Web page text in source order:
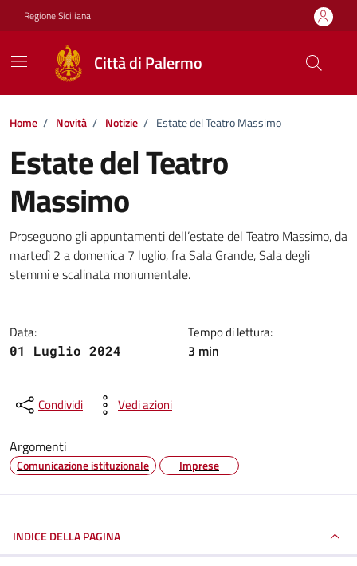
Vai ai contenuti
Vai al footer
Regione Siciliana
Città di Palermo
Home / Novità / Notizie / Estate del Teatro Massimo
Estate del Teatro
Massimo
Dettagli della notizia
Proseguono gli appuntamenti dell’estate del Teatro Massimo, da
martedì 2 a domenica 7 luglio, fra Sala Grande, Sala degli
stemmi e scalinata monumentale.
Data:
01 Luglio 2024
Tempo di lettura:
3 min
Condividi Vedi azioni
Argomenti
Comunicazione istituzionale Imprese
INDICE DELLA PAGINA